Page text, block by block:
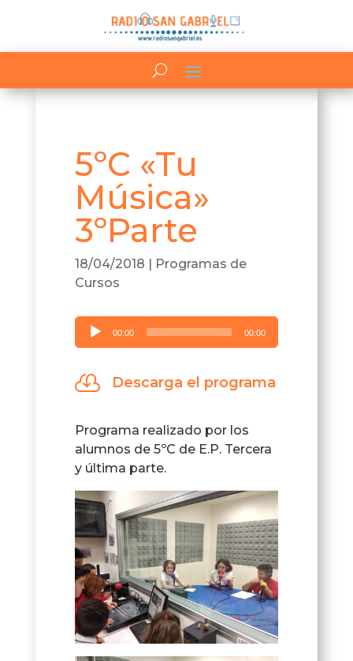
5ºC «Tu
Música»
3ºParte
18/04/2018 | Programas de
Cursos
Reproductor
de
00:00 00:00
 Descarga el programa
Programa realizado por los
alumnos de 5ºC de E.P. Tercera
y última parte.